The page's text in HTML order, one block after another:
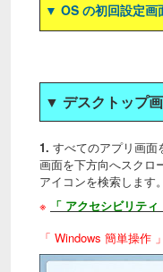
▼ OS の初回設定画
▼ デスクトップ
1. すべてのアプリ画面
画面を下方向へスクロ
アイコンを検索します。
※
「 アクセシビリテ
「 Windows 簡単操作